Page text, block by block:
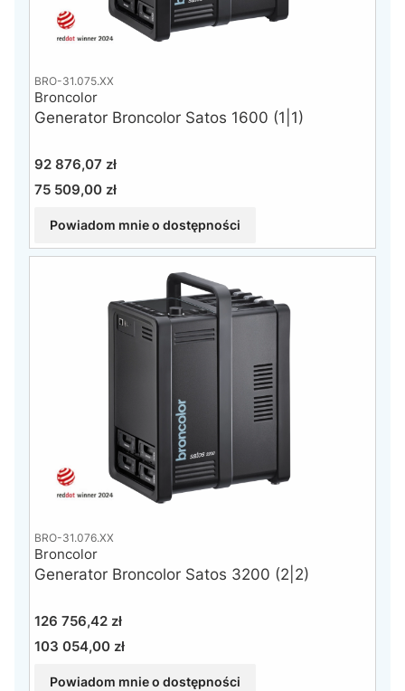
BRO-31.075.XX
Generator Broncolor Satos 1600 (1|1)
Broncolor
Cena
92 876,07 zł
Cena
75 509,00 zł
Powiadom mnie o dostępności
BRO-31.076.XX
Generator Broncolor Satos 3200 (2|2)
Broncolor
Cena
126 756,42 zł
Cena
103 054,00 zł
Powiadom mnie o dostępności